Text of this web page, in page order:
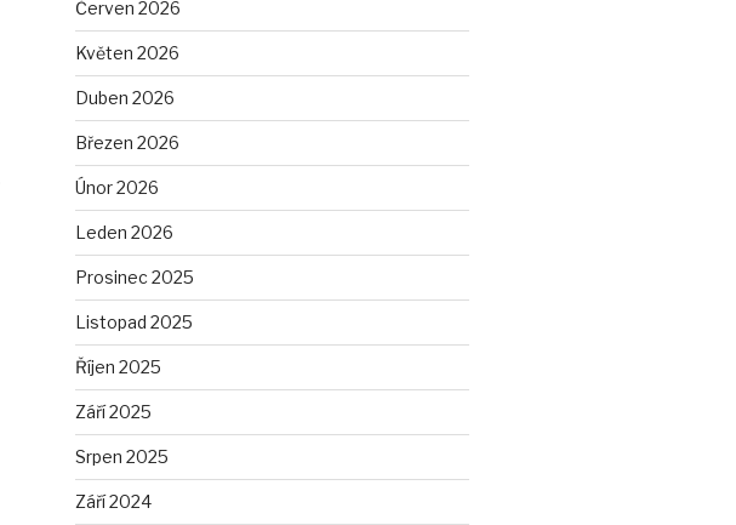
Červen 2026
Květen 2026
Duben 2026
Březen 2026
Únor 2026
Leden 2026
Prosinec 2025
Listopad 2025
Říjen 2025
Září 2025
Srpen 2025
Září 2024